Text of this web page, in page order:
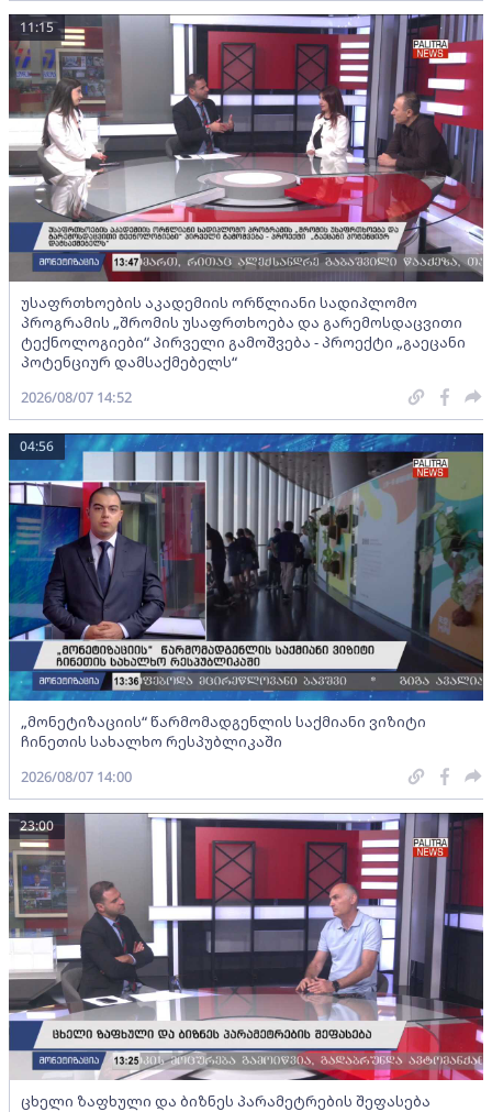
უსაფრთხოების აკადემიის ორწლიანი სადიპლომო
პროგრამის „შრომის უსაფრთხოება და გარემოსდაცვითი
ტექნოლოგიები“ პირველი გამოშვება - პროექტი „გაეცანი
პოტენციურ დამსაქმებელს“
11:15
2026/08/07 14:52
„მონეტიზაციის“ წარმომადგენლის საქმიანი ვიზიტი
ჩინეთის სახალხო რესპუბლიკაში
04:56
2026/08/07 14:00
ცხელი ზაფხული და ბიზნეს პარამეტრების შეფასება
23:00